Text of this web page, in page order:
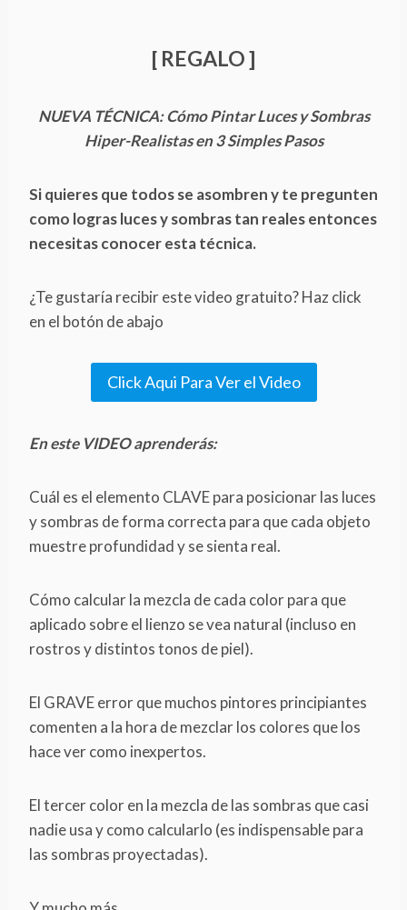
[ REGALO ]
NUEVA TÉCNICA: Cómo Pintar Luces y Sombras
Hiper-Realistas en 3 Simples Pasos
Si quieres que todos se asombren y te pregunten
como logras luces y sombras tan reales entonces
necesitas conocer esta técnica.
¿Te gustaría recibir este video gratuito? Haz click
en el botón de abajo
Click Aqui Para Ver el Video
En este VIDEO aprenderás:
Cuál es el elemento CLAVE para posicionar las luces
y sombras de forma correcta para que cada objeto
muestre profundidad y se sienta real.
Cómo calcular la mezcla de cada color para que
aplicado sobre el lienzo se vea natural (incluso en
rostros y distintos tonos de piel).
El GRAVE error que muchos pintores principiantes
comenten a la hora de mezclar los colores que los
hace ver como inexpertos.
El tercer color en la mezcla de las sombras que casi
nadie usa y como calcularlo (es indispensable para
las sombras proyectadas).